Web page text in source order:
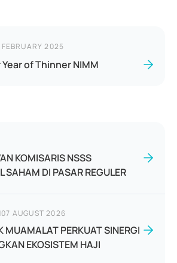
2025
of Thinner NIMM
KOMISARIS NSSS
SAHAM DI PASAR REGULER
|07 AUGUST 2026
MUAMALAT PERKUAT SINERGI
EKOSISTEM HAJI